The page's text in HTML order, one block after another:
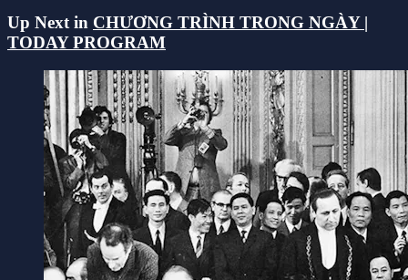
Up Next in CHƯƠNG TRÌNH TRONG NGÀY |
TODAY PROGRAM